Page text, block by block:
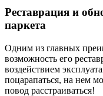
Реставрация и
паркета
Одним из главных
возможность его
воздействием
поцарапаться, на нем
повод расстраиваться!